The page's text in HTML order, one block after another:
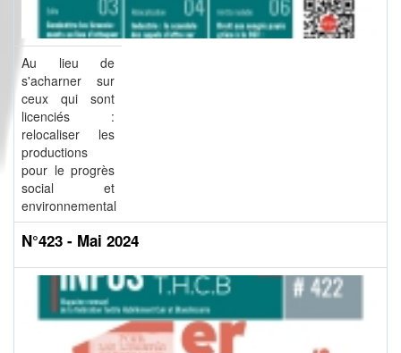
Au lieu de
s'acharner sur
ceux qui sont
licenciés :
relocaliser les
productions
pour le progrès
social et
environnemental
N°423 - Mai 2024